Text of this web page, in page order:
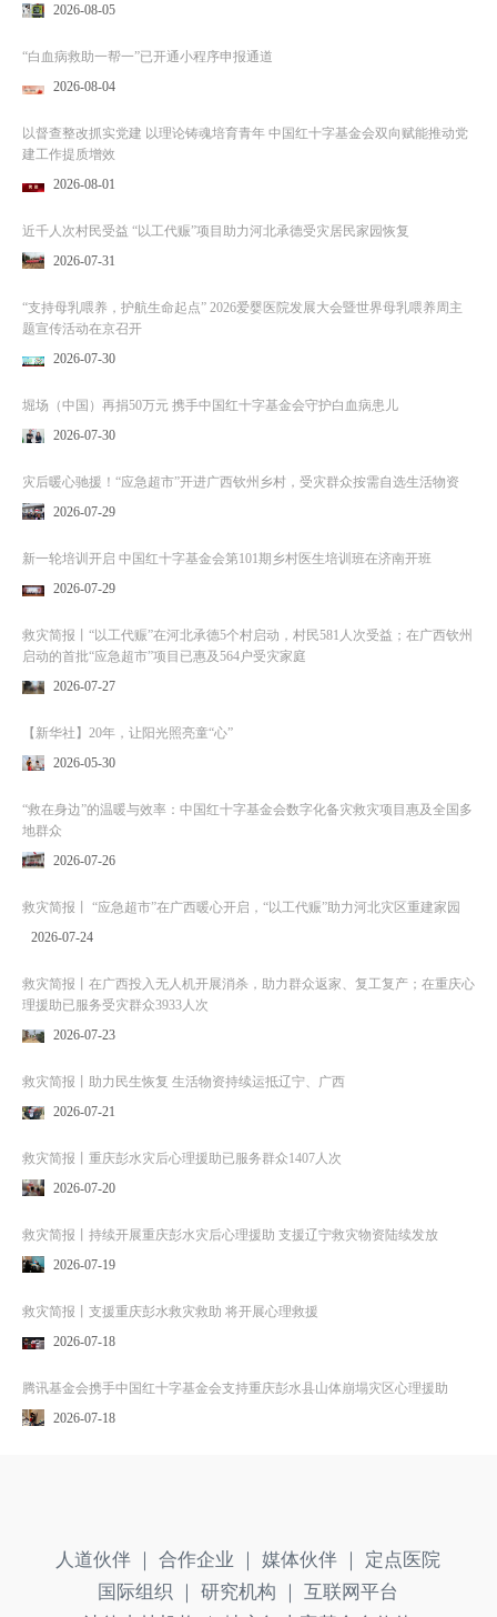
2026-08-05
“白血病救助一帮一”已开通小程序申报通道
2026-08-04
以督查整改抓实党建 以理论铸魂培育青年 中国红十字基金会双向赋能推动党
建工作提质增效
2026-08-01
近千人次村民受益 “以工代赈”项目助力河北承德受灾居民家园恢复
2026-07-31
“支持母乳喂养，护航生命起点” 2026爱婴医院发展大会暨世界母乳喂养周主
题宣传活动在京召开
2026-07-30
堀场（中国）再捐50万元 携手中国红十字基金会守护白血病患儿
2026-07-30
灾后暖心驰援！“应急超市”开进广西钦州乡村，受灾群众按需自选生活物资
2026-07-29
新一轮培训开启 中国红十字基金会第101期乡村医生培训班在济南开班
2026-07-29
救灾简报丨“以工代赈”在河北承德5个村启动，村民581人次受益；在广西钦州
启动的首批“应急超市”项目已惠及564户受灾家庭
2026-07-27
【新华社】20年，让阳光照亮童“心”
2026-05-30
“救在身边”的温暖与效率：中国红十字基金会数字化备灾救灾项目惠及全国多
地群众
2026-07-26
救灾简报丨 “应急超市”在广西暖心开启，“以工代赈”助力河北灾区重建家园
2026-07-24
救灾简报丨在广西投入无人机开展消杀，助力群众返家、复工复产；在重庆心
理援助已服务受灾群众3933人次
2026-07-23
救灾简报丨助力民生恢复 生活物资持续运抵辽宁、广西
2026-07-21
救灾简报丨重庆彭水灾后心理援助已服务群众1407人次
2026-07-20
救灾简报丨持续开展重庆彭水灾后心理援助 支援辽宁救灾物资陆续发放
2026-07-19
救灾简报丨支援重庆彭水救灾救助 将开展心理救援
2026-07-18
腾讯基金会携手中国红十字基金会支持重庆彭水县山体崩塌灾区心理援助
2026-07-18
人道伙伴 ｜ 合作企业 ｜ 媒体伙伴 ｜
定点医院
国际组织 ｜
研究机构 ｜
互联网平台